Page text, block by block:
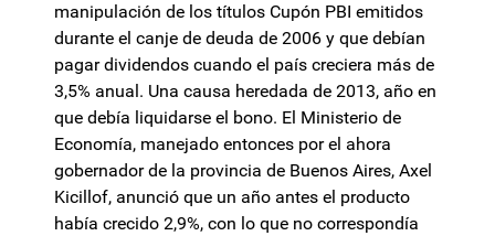
manipulación de los títulos Cupón PBI emitidos
durante el canje de deuda de 2006 y que debían
pagar dividendos cuando el país creciera más de
3,5% anual. Una causa heredada de 2013, año en
que debía liquidarse el bono. El Ministerio de
Economía, manejado entonces por el ahora
gobernador de la provincia de Buenos Aires, Axel
Kicillof, anunció que un año antes el producto
había crecido 2,9%, con lo que no correspondía